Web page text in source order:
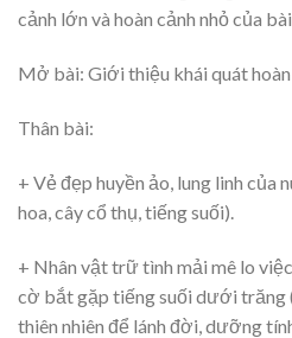
cảnh lớn và hoàn cảnh nhỏ của
Mở bài: Giới thiệu khái quát
Thân bài:
+ Vẻ đẹp huyền ảo, lung linh của
hoa, cây cổ thụ, tiếng suối).
+ Nhân vật trữ tình mải mê lo
cờ bắt gặp tiếng suối dưới trăng
thiên nhiên để lánh đời, dưỡng